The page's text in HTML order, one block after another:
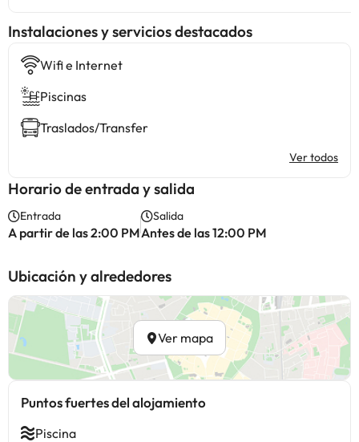
Instalaciones y servicios destacados
Wifi e Internet
Piscinas
Traslados/Transfer
Ver todos
Horario de entrada y salida
Entrada
A partir de las 2:00 PM
Salida
Antes de las 12:00 PM
Ubicación y alrededores
Ver mapa
Puntos fuertes del alojamiento
Piscina